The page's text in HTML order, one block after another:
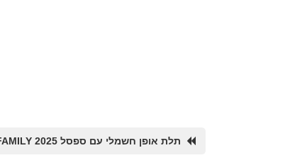
תלת אופן חשמלי עם ספסל Fisher FAMILY 2025